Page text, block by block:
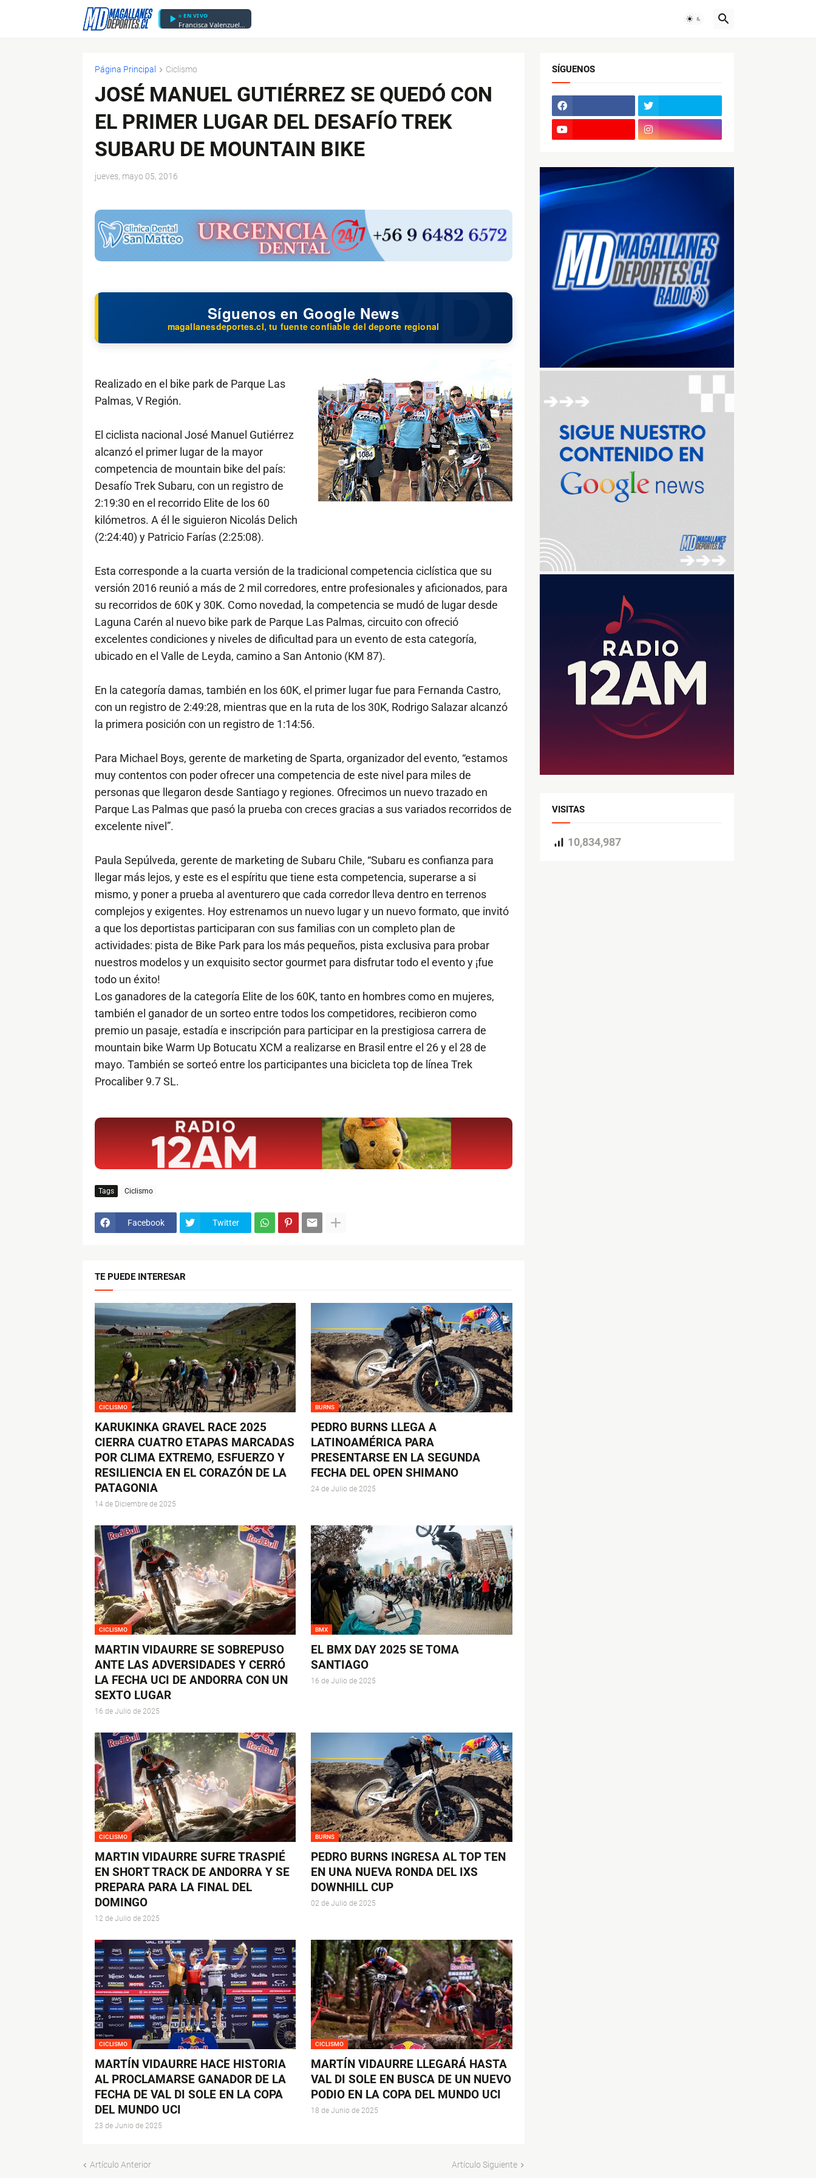
EN VIVO
Francisca Valenzuela - Afortunada
Página Principal Ciclismo
JOSÉ MANUEL GUTIÉRREZ SE QUEDÓ CON
EL PRIMER LUGAR DEL DESAFÍO TREK
SUBARU DE MOUNTAIN BIKE
jueves, mayo 05, 2016
Síguenos en Google News
magallanesdeportes.cl, tu fuente confiable del deporte regional
Realizado en el bike park de Parque Las
Palmas, V Región.
El ciclista nacional José Manuel Gutiérrez
alcanzó el primer lugar de la mayor
competencia de mountain bike del país:
Desafío Trek Subaru, con un registro de
2:19:30 en el recorrido Elite de los 60
kilómetros. A él le siguieron Nicolás Delich
(2:24:40) y Patricio Farías (2:25:08).
Esta corresponde a la cuarta versión de la tradicional competencia ciclística que su
versión 2016 reunió a más de 2 mil corredores, entre profesionales y aficionados, para
su recorridos de 60K y 30K. Como novedad, la competencia se mudó de lugar desde
Laguna Carén al nuevo bike park de Parque Las Palmas, circuito con ofreció
excelentes condiciones y niveles de dificultad para un evento de esta categoría,
ubicado en el Valle de Leyda, camino a San Antonio (KM 87).
En la categoría damas, también en los 60K, el primer lugar fue para Fernanda Castro,
con un registro de 2:49:28, mientras que en la ruta de los 30K, Rodrigo Salazar alcanzó
la primera posición con un registro de 1:14:56.
Para Michael Boys, gerente de marketing de Sparta, organizador del evento, “estamos
muy contentos con poder ofrecer una competencia de este nivel para miles de
personas que llegaron desde Santiago y regiones. Ofrecimos un nuevo trazado en
Parque Las Palmas que pasó la prueba con creces gracias a sus variados recorridos de
excelente nivel”.
Paula Sepúlveda, gerente de marketing de Subaru Chile, “Subaru es confianza para
llegar más lejos, y este es el espíritu que tiene esta competencia, superarse a si
mismo, y poner a prueba al aventurero que cada corredor lleva dentro en terrenos
complejos y exigentes. Hoy estrenamos un nuevo lugar y un nuevo formato, que invitó
a que los deportistas participaran con sus familias con un completo plan de
actividades: pista de Bike Park para los más pequeños, pista exclusiva para probar
nuestros modelos y un exquisito sector gourmet para disfrutar todo el evento y ¡fue
todo un éxito!
Los ganadores de la categoría Elite de los 60K, tanto en hombres como en mujeres,
también el ganador de un sorteo entre todos los competidores, recibieron como
premio un pasaje, estadía e inscripción para participar en la prestigiosa carrera de
mountain bike Warm Up Botucatu XCM a realizarse en Brasil entre el 26 y el 28 de
mayo. También se sorteó entre los participantes una bicicleta top de línea Trek
Procaliber 9.7 SL.
Tags Ciclismo
Facebook Twitter
TE PUEDE INTERESAR
CICLISMO
KARUKINKA GRAVEL RACE 2025
CIERRA CUATRO ETAPAS MARCADAS
POR CLIMA EXTREMO, ESFUERZO Y
RESILIENCIA EN EL CORAZÓN DE LA
PATAGONIA
14 de Diciembre de 2025
BURNS
PEDRO BURNS LLEGA A
LATINOAMÉRICA PARA
PRESENTARSE EN LA SEGUNDA
FECHA DEL OPEN SHIMANO
24 de Julio de 2025
CICLISMO
MARTIN VIDAURRE SE SOBREPUSO
ANTE LAS ADVERSIDADES Y CERRÓ
LA FECHA UCI DE ANDORRA CON UN
SEXTO LUGAR
16 de Julio de 2025
BMX
EL BMX DAY 2025 SE TOMA
SANTIAGO
16 de Julio de 2025
CICLISMO
MARTIN VIDAURRE SUFRE TRASPIÉ
EN SHORT TRACK DE ANDORRA Y SE
PREPARA PARA LA FINAL DEL
DOMINGO
12 de Julio de 2025
BURNS
PEDRO BURNS INGRESA AL TOP TEN
EN UNA NUEVA RONDA DEL IXS
DOWNHILL CUP
02 de Julio de 2025
CICLISMO
MARTÍN VIDAURRE HACE HISTORIA
AL PROCLAMARSE GANADOR DE LA
FECHA DE VAL DI SOLE EN LA COPA
DEL MUNDO UCI
23 de Junio de 2025
CICLISMO
MARTÍN VIDAURRE LLEGARÁ HASTA
VAL DI SOLE EN BUSCA DE UN NUEVO
PODIO EN LA COPA DEL MUNDO UCI
18 de Junio de 2025
Artículo Anterior Artículo Siguiente
SÍGUENOS
VISITAS
10,834,987